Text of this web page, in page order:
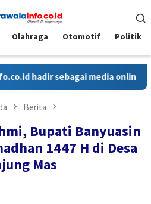
Olahraga Otomotif Politik
sebagai media online yang
Berita
Bupati Banyuasin
1447 H di Desa
Mas